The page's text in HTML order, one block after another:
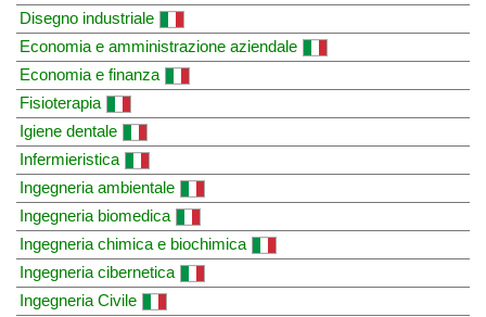
Disegno industriale
Economia e amministrazione aziendale
Economia e finanza
Fisioterapia
Igiene dentale
Infermieristica
Ingegneria ambientale
Ingegneria biomedica
Ingegneria chimica e biochimica
Ingegneria cibernetica
Ingegneria Civile